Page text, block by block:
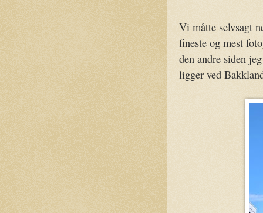
Vi måtte selvsagt
fineste og mest
den andre siden
ligger ved